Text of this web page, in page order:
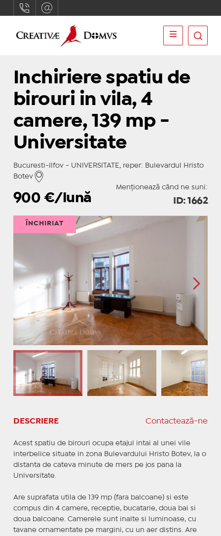
Inchiriere spatiu de
birouri in vila, 4
camere, 139 mp -
Universitate
Bucuresti-Ilfov - UNIVERSITATE, reper: Bulevardul Hristo
Botev
Menționează când ne suni:
900 €/lună ID: 1662
ÎNCHIRIAT
DESCRIERE Contactează-ne
Acest spatiu de birouri ocupa etajul intai al unei vile
interbelice situate in zona Bulevardului Hristo Botev, la o
distanta de cateva minute de mers pe jos pana la
Universitate.
Are suprafata utila de 139 mp (fara balcoane) si este
compus din 4 camere, receptie, bucatarie, doua bai si
doua balcoane. Camerele sunt inalte si luminoase, cu
tavane ornamentate pe margini, cu un aer distins. Are